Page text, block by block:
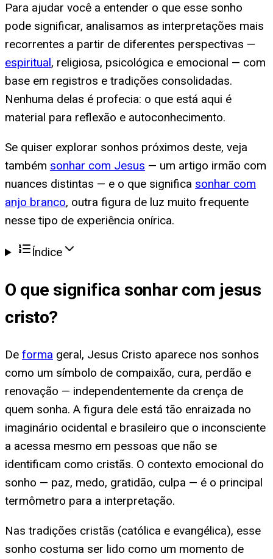
Para ajudar você a entender o que esse sonho
pode significar, analisamos as interpretações mais
recorrentes a partir de diferentes perspectivas —
espiritual, religiosa, psicológica e emocional — com
base em registros e tradições consolidadas.
Nenhuma delas é profecia: o que está aqui é
material para reflexão e autoconhecimento.
Se quiser explorar sonhos próximos deste, veja
também sonhar com Jesus — um artigo irmão com
nuances distintas — e o que significa sonhar com
anjo branco, outra figura de luz muito frequente
nesse tipo de experiência onírica.
Índice
O que significa sonhar com jesus
cristo?
De forma geral, Jesus Cristo aparece nos sonhos
como um símbolo de compaixão, cura, perdão e
renovação — independentemente da crença de
quem sonha. A figura dele está tão enraizada no
imaginário ocidental e brasileiro que o inconsciente
a acessa mesmo em pessoas que não se
identificam como cristãs. O contexto emocional do
sonho — paz, medo, gratidão, culpa — é o principal
termômetro para a interpretação.
Nas tradições cristãs (católica e evangélica), esse
sonho costuma ser lido como um momento de